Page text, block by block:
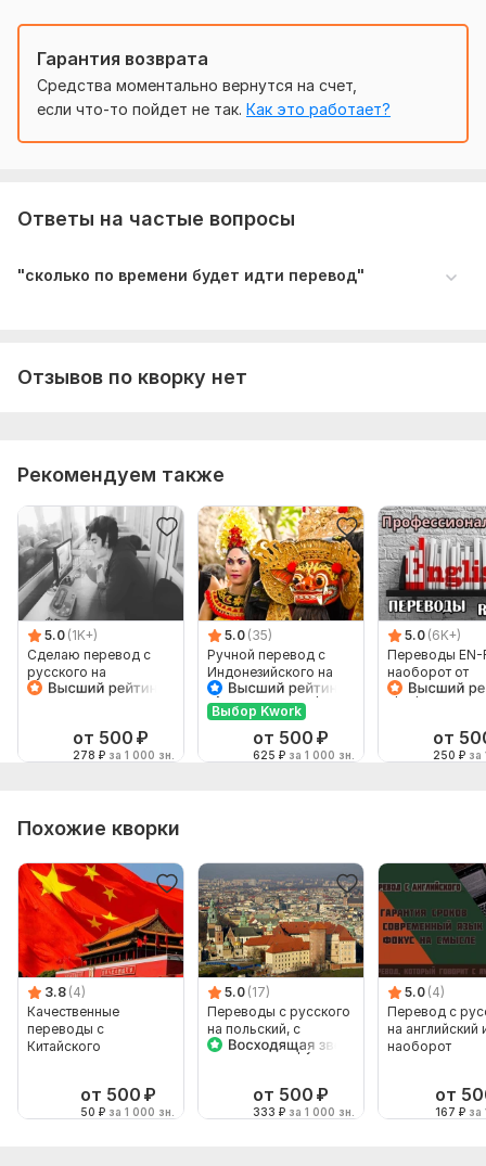
Гарантия возврата
Средства моментально вернутся на счет,
если что-то пойдет не так. Как это работает?
Ответы на частые вопросы
"сколько по времени будет идти перевод"
Отзывов по кворку нет
Рекомендуем также
5.0 (1K+)
Сделаю перевод с
русского на
английский и
от 500 ₽
278 ₽ за 1 000 зн.
5.0 (35)
Ручной перевод с
Индонезийского на
Русский и наоборот
Выбор Kwork
от 500 ₽
625 ₽ за 1 000 зн.
5.0 (6K+)
Переводы EN-
наоборот от
от
250 ₽ за
Похожие кворки
3.8 (4)
Качественные
переводы с
Китайского
от 500 ₽
50 ₽ за 1 000 зн.
5.0 (17)
Переводы с русского
на польский, с
польского на русский
от 500 ₽
333 ₽ за 1 000 зн.
5.0 (4)
Перевод с
на английский
наоборот
от
167 ₽ за